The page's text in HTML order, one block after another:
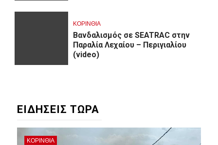
ΚΟΡΙΝΘΊΑ
Βανδαλισμός σε SEATRAC στην
Παραλία Λεχαίου – Περιγιαλίου
(video)
ΕΙΔΗΣΕΙΣ ΤΩΡΑ
ΚΟΡΙΝΘΊΑ